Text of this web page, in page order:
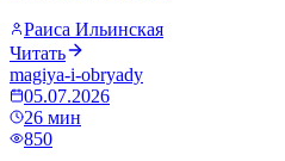
Раиса Ильинская
Читать
magiya-i-obryady
05.07.2026
26 мин
850